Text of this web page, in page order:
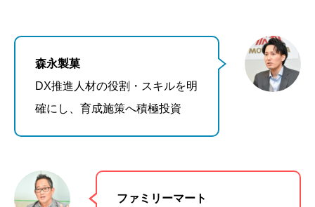
森永製菓
DX推進人材の役割・スキルを明
確にし、育成施策へ積極投資
ファミリーマート